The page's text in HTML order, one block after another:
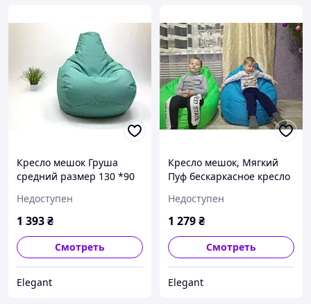
Кресло мешок Груша
средний размер 130 *90
разные цвета)
Недоступен
1 393₴
Смотреть
Elegant
Кресло мешок, Мягкий
Пуф бескаркасное кресло
голубое .Оксфорд
600+чехол
Недоступен
1 279₴
Смотреть
Elegant